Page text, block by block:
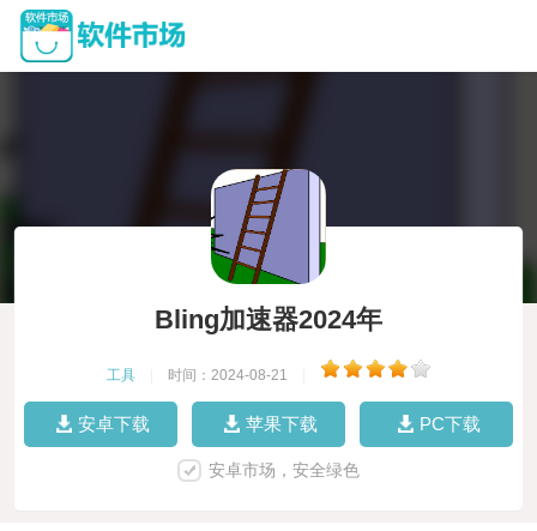
Bling加速器2024年
工具 时间：2024-08-21
安卓下载 苹果下载 PC下载
安卓市场，安全绿色